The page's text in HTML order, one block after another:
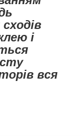
і
вся